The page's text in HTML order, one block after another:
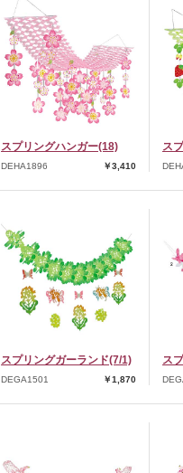
スプリングハンガー(18)
DEHA1896 ￥3,410
ス
スプリングガーランド(7/1)
DEGA1501 ￥1,870
ス